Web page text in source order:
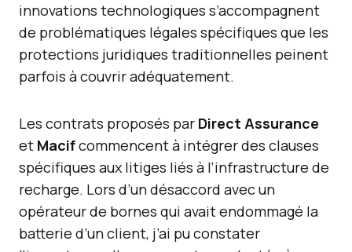
innovations technologiques s’accompagnent
de problématiques légales spécifiques que les
protections juridiques traditionnelles peinent
parfois à couvrir adéquatement.
Les contrats proposés par Direct Assurance
et Macifcommencent à intégrer des clauses
spécifiques aux litiges liés à l’infrastructure de
recharge. Lors d’un désaccord avec un
opérateur de bornes qui avait endommagé la
batterie d’un client, j’ai pu constater